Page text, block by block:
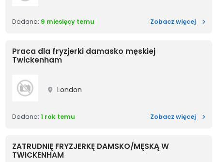
Dodano: 9 miesięcy temu Zobacz więcejPraca
Praca dla fryzjerki damasko męskiej
Twickenham
London
Dodano: 1 rok temu Zobacz więcejPraca
ZATRUDNIĘ FRYZJERKĘ DAMSKO/MĘSKĄ W
TWICKENHAM